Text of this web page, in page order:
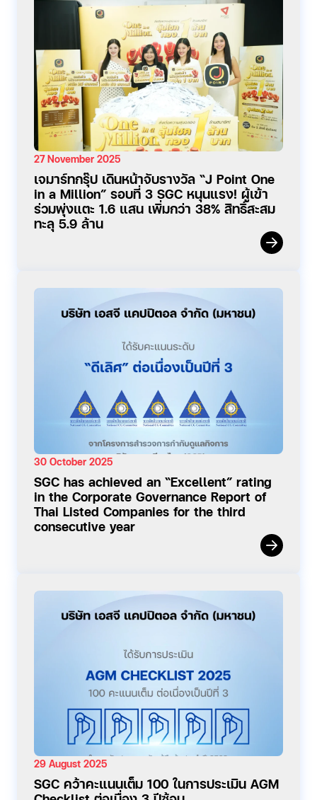
27 November 2025
เจมาร์ทกรุ๊ป เดินหน้าจับรางวัล “J Point One
in a Million” รอบที่ 3 SGC หนุนแรง! ผู้เข้า
ร่วมพุ่งแตะ 1.6 แสน เพิ่มกว่า 38% สิทธิ์สะสม
ทะลุ 5.9 ล้าน
30 October 2025
SGC has achieved an “Excellent” rating
in the Corporate Governance Report of
Thai Listed Companies for the third
consecutive year
29 August 2025
SGC คว้าคะแนนเต็ม 100 ในการประเมิน AGM